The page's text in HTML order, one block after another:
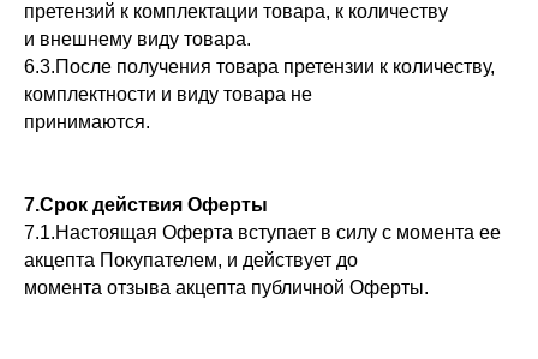
претензий к комплектации товара, к количеству
и внешнему виду товара.
6.3.После получения товара претензии к количеству,
комплектности и виду товара не
принимаются.
7.Срок действия Оферты
7.1.Настоящая Оферта вступает в силу с момента ее
акцепта Покупателем, и действует до
момента отзыва акцепта публичной Оферты.